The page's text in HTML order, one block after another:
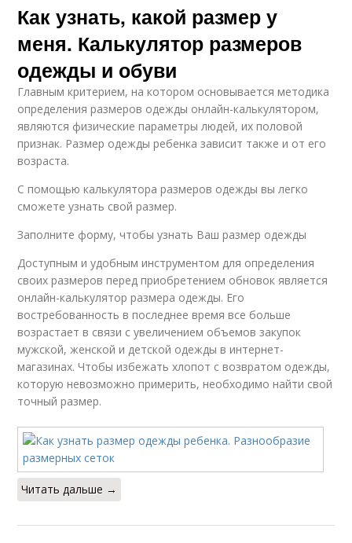
Как узнать, какой размер у
меня. Калькулятор размеров
одежды и обуви
Главным критерием, на котором основывается методика
определения размеров одежды онлайн-калькулятором,
являются физические параметры людей, их половой
признак. Размер одежды ребенка зависит также и от его
возраста.
С помощью калькулятора размеров одежды вы легко
сможете узнать свой размер.
Заполните форму, чтобы узнать Ваш размер одежды
Доступным и удобным инструментом для определения
своих размеров перед приобретением обновок является
онлайн-калькулятор размера одежды. Его
востребованность в последнее время все больше
возрастает в связи с увеличением объемов закупок
мужской, женской и детской одежды в интернет-
магазинах. Чтобы избежать хлопот с возвратом одежды,
которую невозможно примерить, необходимо найти свой
точный размер.
Читать дальше →